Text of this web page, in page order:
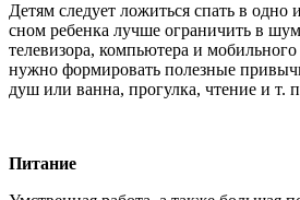
Детям следует ложиться спать в одно
сном ребенка лучше ограничить в
телевизора, компьютера и
нужно формировать полезные
душ или ванна, прогулка, чтение и т.
Питание